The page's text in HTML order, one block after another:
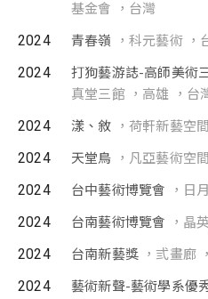
基金會 ，台灣
2024 青春嶺 ，科元藝術 ，
2024 打狗藝游誌-高師美術
真堂三館 ，高雄 ，台
2024 漾、敘 ，荷軒新藝空
2024 天堂鳥 ，凡亞藝術空
2024 台中藝術博覽會 ，日
2024 台南藝術博覽會 ，晶
2024 台南新藝獎 ，弎畫廊
2024 藝術新聲-藝術學系優